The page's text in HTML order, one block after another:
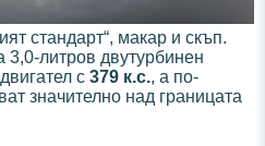
стандарт“, макар и скъп.
3,0-литров двутурбинен
с 379 к.с., а по-
значително над границата